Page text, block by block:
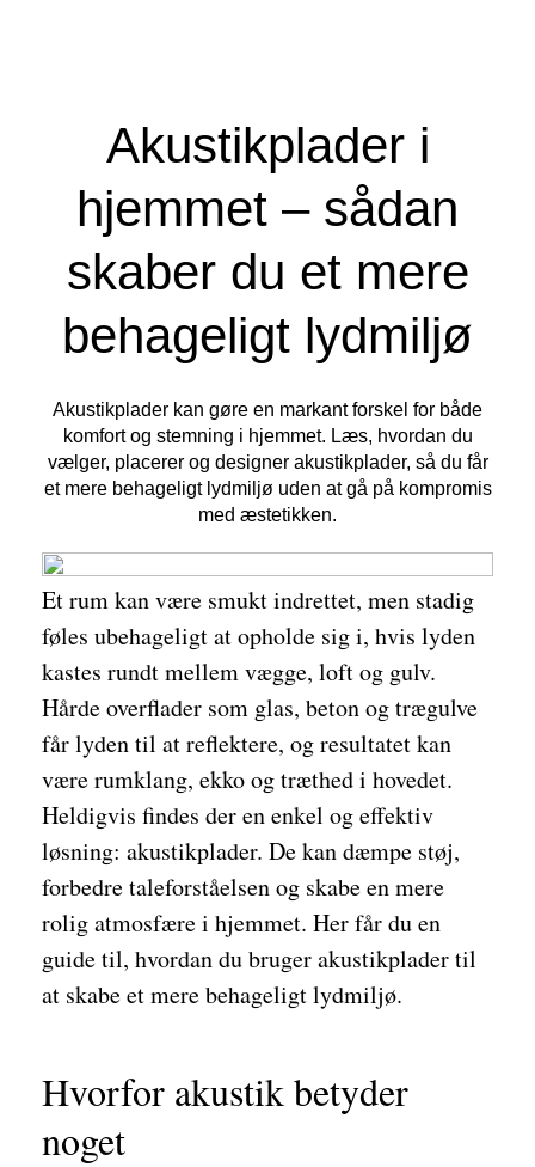
Akustikplader i
hjemmet – sådan
skaber du et mere
behageligt lydmiljø
Akustikplader kan gøre en markant forskel for både
komfort og stemning i hjemmet. Læs, hvordan du
vælger, placerer og designer akustikplader, så du får
et mere behageligt lydmiljø uden at gå på kompromis
med æstetikken.
Et rum kan være smukt indrettet, men stadig
føles ubehageligt at opholde sig i, hvis lyden
kastes rundt mellem vægge, loft og gulv.
Hårde overflader som glas, beton og trægulve
får lyden til at reflektere, og resultatet kan
være rumklang, ekko og træthed i hovedet.
Heldigvis findes der en enkel og effektiv
løsning: akustikplader. De kan dæmpe støj,
forbedre taleforståelsen og skabe en mere
rolig atmosfære i hjemmet. Her får du en
guide til, hvordan du bruger akustikplader til
at skabe et mere behageligt lydmiljø.
Hvorfor akustik betyder
noget